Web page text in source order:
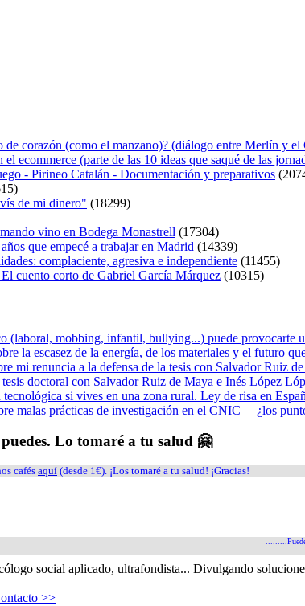
de corazón (como el manzano)? (diálogo entre Merlín y el
ecommerce (parte de las 10 ideas que saqué de las
- Pirineo Catalán - Documentación y preparativos
de mi dinero" (18299)
vino en Bodega Monastrell (17304)
que empecé a trabajar en Madrid (14339)
complaciente, agresiva e independiente (11455)
cuento corto de Gabriel García Márquez (10315)
(laboral, mobbing, infantil, bullying...) puede
la escasez de la energía, de los materiales y el futuro
mi renuncia a la defensa de la tesis con Salvador Ruiz
doctoral con Salvador Ruiz de Maya e Inés López
si vives en una zona rural. Ley de risa en
malas prácticas de investigación en el CNIC —¿los
Lo tomaré a tu salud 🤗
cafés aquí (desde 1€). ¡Los tomaré a tu salud! ¡Gracias!
social aplicado, ultrafondista... Divulgando
>>